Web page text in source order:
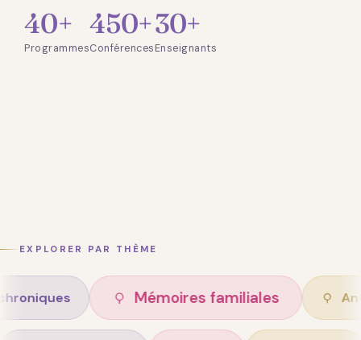
40+
Programmes
450+
Conférences
30+
Enseignants
EXPLORER PAR THÈME
Mémoires familiales Ancêtres